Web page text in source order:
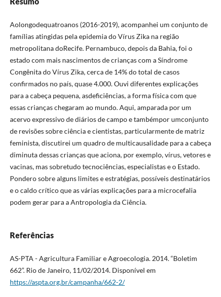
Aolongodequatroanos (2016-2019), acompanhei um conjunto de
famílias atingidas pela epidemia do Vírus Zika na região
metropolitana doRecife. Pernambuco, depois da Bahia, foi o
estado com mais nascimentos de crianças com a Síndrome
Congênita do Vírus Zika, cerca de 14% do total de casos
confirmados no país, quase 4.000. Ouvi diferentes explicações
para a cabeça pequena, asdeficiências, a forma física com que
essas crianças chegaram ao mundo. Aqui, amparada por um
acervo expressivo de diários de campo e tambémpor umconjunto
de revisões sobre ciência e cientistas, particularmente de matriz
feminista, discutirei um quadro de multicausalidade para a cabeça
diminuta dessas crianças que aciona, por exemplo, vírus, vetores e
vacinas, mas sobretudo tecnociências, especialistas e o Estado.
Pondero sobre alguns limites e estratégias, possíveis destinatários
e o caldo crítico que as várias explicações para a microcefalia
podem gerar para a Antropologia da Ciência.
Referências
AS-PTA - Agricultura Familiar e Agroecologia. 2014. “Boletim
662”. Rio de Janeiro, 11/02/2014. Disponível em
https://aspta.org.br/campanha/662-2/